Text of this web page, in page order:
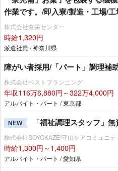
作業です。/即入寮/製造・工場/
株式会社京栄センター
時給1,320円
派遣社員 / 神奈川県
障がい者採用/「パート」調理補
株式会社ベストプランニング
年収116万6,880円～322万4,000円
アルバイト・パート / 東京都
NEW 「福祉調理スタッフ」
株式会社SOYOKAZE/守山ケアコミュニテ
時給1,300円～1,400円
アルバイト・パート / 愛知県